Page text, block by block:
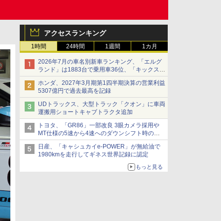
アクセスランキング
1時間 24時間 1週間 1カ月
2026年7月の車名別新車ランキング、「エルグ
ランド」は1883台で乗用車36位、「キックス」
は2591台で27位に
ホンダ、2027年3月期第1四半期決算の営業利益
5307億円で過去最高を記録
UDトラックス、大型トラック「クオン」に車両
運搬用ショートキャブトラクタ追加
トヨタ、「GR86」一部改良 3眼カメラ採用や
MT仕様の5速から4速へのダウンシフト時の操
作性向上など
日産、「キャシュカイe-POWER」が無給油で
1980kmを走行してギネス世界記録に認定
もっと見る